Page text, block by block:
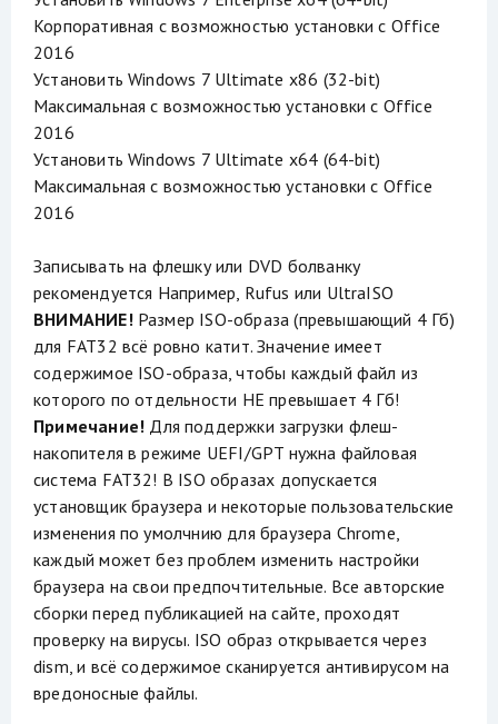
Корпоративная с возможностью установки с Office
2016
Установить Windows 7 Ultimate x86 (32-bit)
Максимальная с возможностью установки с Office
2016
Установить Windows 7 Ultimate x64 (64-bit)
Максимальная с возможностью установки с Office
2016
Записывать на флешку или DVD болванку
рекомендуется Например, Rufus или UltraISO
ВНИМАНИЕ! Размер ISO-образа (превышающий 4 Гб)
для FAT32 всё ровно катит. Значение имеет
содержимое ISO-образа, чтобы каждый файл из
которого по отдельности НЕ превышает 4 Гб!
Примечание! Для поддержки загрузки флеш-
накопителя в режиме UEFI/GPT нужна файловая
система FAT32! В ISO образах допускается
установщик браузера и некоторые пользовательские
изменения по умолчнию для браузера Chrome,
каждый может без проблем изменить настройки
браузера на свои предпочтительные. Все авторские
сборки перед публикацией на сайте, проходят
проверку на вирусы. ISO образ открывается через
dism, и всё содержимое сканируется антивирусом на
вредоносные файлы.